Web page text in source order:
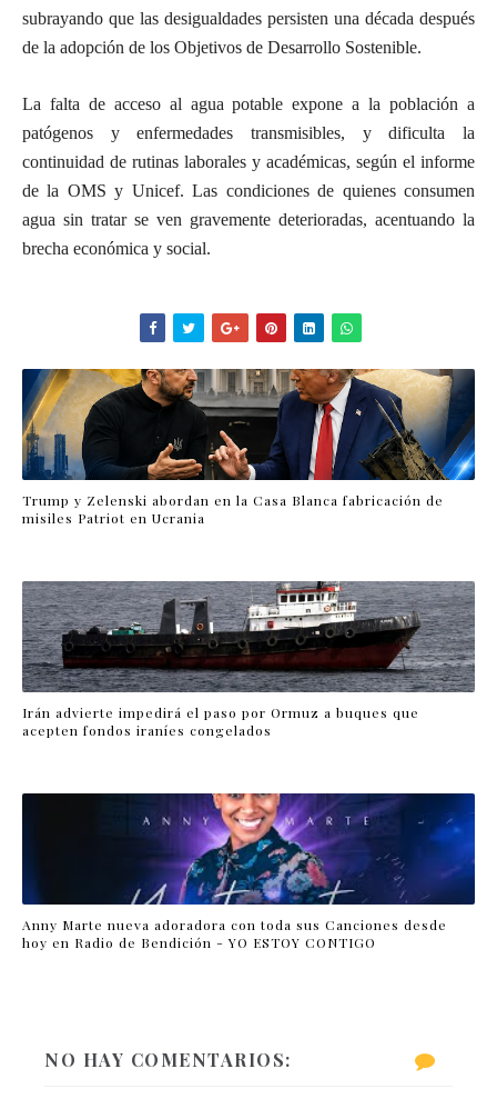
subrayando que las desigualdades persisten una década después
de la adopción de los Objetivos de Desarrollo Sostenible.
La falta de acceso al agua potable expone a la población a
patógenos y enfermedades transmisibles, y dificulta la
continuidad de rutinas laborales y académicas, según el informe
de la OMS y Unicef. Las condiciones de quienes consumen
agua sin tratar se ven gravemente deterioradas, acentuando la
brecha económica y social.
Trump y Zelenski abordan en la Casa Blanca fabricación de
misiles Patriot en Ucrania
Irán advierte impedirá el paso por Ormuz a buques que
acepten fondos iraníes congelados
Anny Marte nueva adoradora con toda sus Canciones desde
hoy en Radio de Bendición - YO ESTOY CONTIGO
NO HAY COMENTARIOS: